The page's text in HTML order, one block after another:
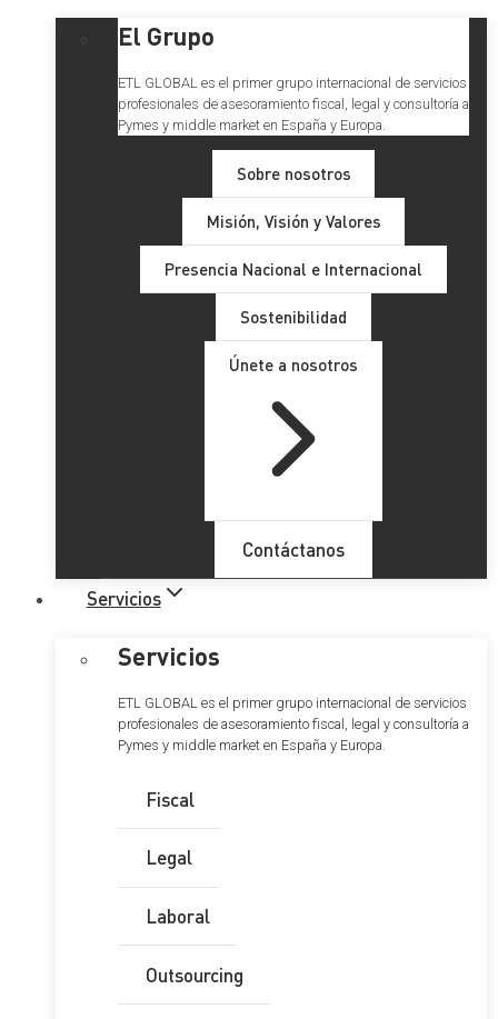
El Grupo
ETL GLOBAL es el primer grupo internacional de servicios
profesionales de asesoramiento fiscal, legal y consultoría a
Pymes y middle market en España y Europa.
Sobre nosotros
Misión, Visión y Valores
Presencia Nacional e Internacional
Sostenibilidad
Únete a nosotros
Contáctanos
Servicios
Servicios
ETL GLOBAL es el primer grupo internacional de servicios
profesionales de asesoramiento fiscal, legal y consultoría a
Pymes y middle market en España y Europa.
Fiscal
Legal
Laboral
Outsourcing